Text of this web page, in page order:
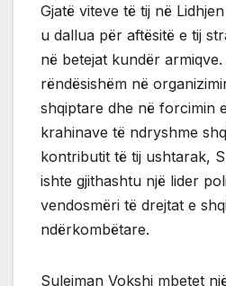
Gjatë viteve të tij në
u dallua për aftësitë e tij
në betejat kundër
rëndësishëm në
shqiptare dhe në forcimin
krahinave të ndryshme
kontributit të tij ushtarak,
ishte gjithashtu një lider
vendosmëri të drejtat e
ndërkombëtare.
Sulejman Vokshi mbetet